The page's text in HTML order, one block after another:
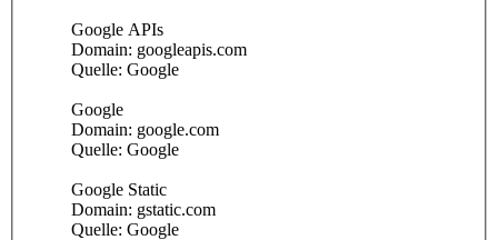
Google APIs
Domain: googleapis.com
Quelle: Google
Google
Domain: google.com
Quelle: Google
Google Static
Domain: gstatic.com
Quelle: Google